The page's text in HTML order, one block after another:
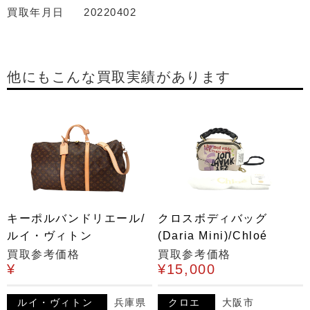
買取年月日 20220402
他にもこんな買取実績があります
キーポルバンドリエール/
ルイ・ヴィトン
買取参考価格
¥
ルイ・ヴィトン 兵庫県
クロスボディバッグ
(Daria Mini)/Chloé
買取参考価格
¥15,000
クロエ 大阪市